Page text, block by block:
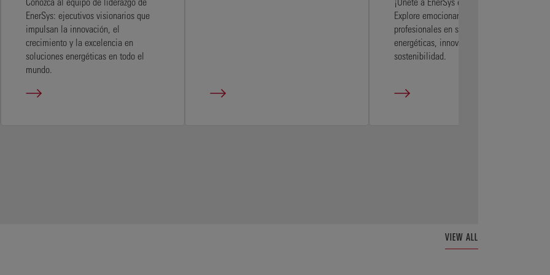
EnerSys: ejecutivos visionarios que
impulsan la innovación, el
crecimiento y la excelencia en
soluciones energéticas en todo el
mundo.
Explore emocionantes oportunidades
profesionales en soluciones
energéticas, innovación y
sostenibilidad.
VIEW ALL